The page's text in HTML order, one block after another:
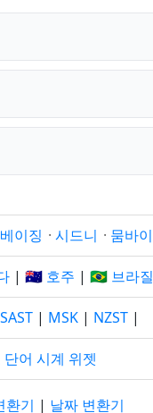
베이징 · 시드니 · 뭄바이
| 🇦🇺 호주 | 🇧🇷 브라질
SAST | MSK | NZST |
단어 시계 위젯
환기 | 날짜 변환기